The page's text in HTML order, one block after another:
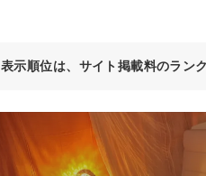
表示順位は、サイト掲載料のラン